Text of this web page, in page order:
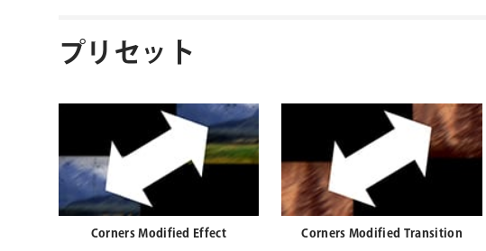
プリセット
Corners Modified Effect Corners Modified Transition